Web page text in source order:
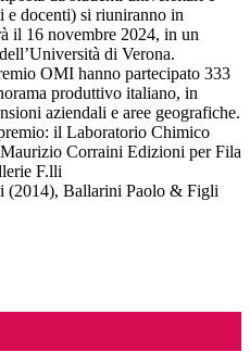
e docenti) si riuniranno in
il 16 novembre 2024, in un
di Verona.
OMI hanno partecipato 333
produttivo italiano, in
aziendali e aree geografiche.
il Laboratorio Chimico
Corraini Edizioni per Fila
F.lli
(2014), Ballarini Paolo & Figli